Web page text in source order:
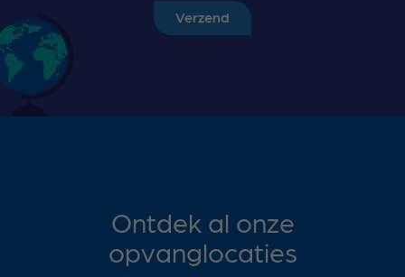
Verzend
Ontdek al onze
opvanglocaties